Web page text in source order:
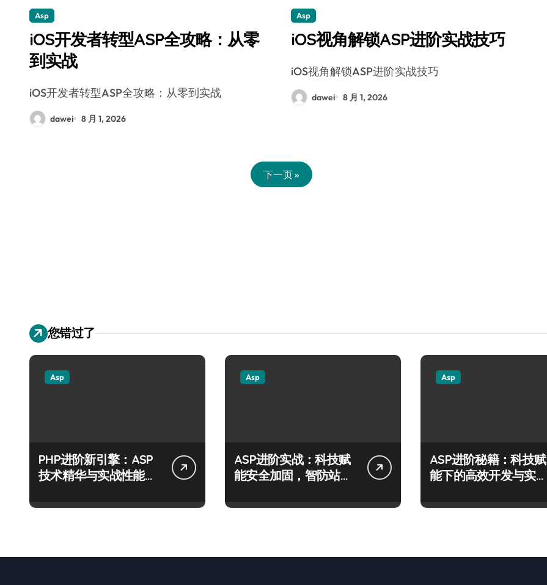
Asp
iOS开发者转型ASP全攻略：从零
到实战
iOS开发者转型ASP全攻略：从零到实战
dawei 8 月 1, 2026
Asp
iOS视角解锁ASP进阶实战技巧
iOS视角解锁ASP进阶实战技巧
dawei 8 月 1, 2026
下一页 »
您错过了
Asp
PHP进阶新引擎：ASP
技术精华与实战性能优
Asp
ASP进阶实战：科技赋
能安全加固，智防站长
Asp
ASP进阶秘籍：科技赋
能下的高效开发与实战